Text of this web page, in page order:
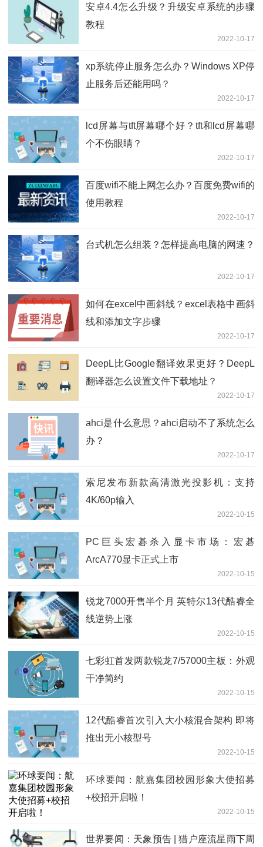
安卓4.4怎么升级？升级安卓系统的步骤
教程
2022-10-17
xp系统停止服务怎么办？Windows XP停
止服务后还能用吗？
2022-10-17
lcd屏幕与tft屏幕哪个好？tft和lcd屏幕哪
个不伤眼睛？
2022-10-17
百度wifi不能上网怎么办？百度免费wifi的
使用教程
2022-10-17
台式机怎么组装？怎样提高电脑的网速？
2022-10-17
如何在excel中画斜线？excel表格中画斜
线和添加文字步骤
2022-10-17
DeepL比Google翻译效果更好？DeepL
翻译器怎么设置文件下载地址？
2022-10-17
ahci是什么意思？ahci启动不了系统怎么
办？
2022-10-17
索尼发布新款高清激光投影机：支持
4K/60p输入
2022-10-15
PC巨头宏碁杀入显卡市场：宏碁
ArcA770显卡正式上市
2022-10-15
锐龙7000开售半个月 英特尔13代酷睿全
线逆势上涨
2022-10-15
七彩虹首发两款锐龙7/57000主板：外观
干净简约
2022-10-15
12代酷睿首次引入大小核混合架构 即将
推出无小核型号
2022-10-15
环球要闻：航嘉集团校园形象大使招募
+校招开启啦！
2022-10-15
世界要闻：天象预告 | 猎户座流星雨下周